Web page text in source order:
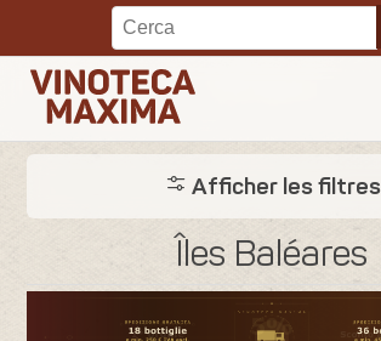
Afficher les filtres
Îles Baléares